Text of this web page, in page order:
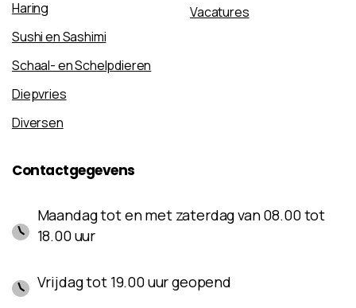
Haring
Sushi en Sashimi
Schaal- en Schelpdieren
Diepvries
Diversen
Vacatures
Contactgegevens
Maandag tot en met zaterdag van 08.00 tot
18.00 uur
Vrijdag tot 19.00 uur geopend